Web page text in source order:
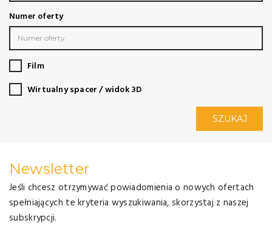
Numer oferty
Film
Wirtualny spacer / widok 3D
SZUKAJ
Newsletter
Jeśli chcesz otrzymywać powiadomienia o nowych ofertach
spełniających te kryteria wyszukiwania, skorzystaj z naszej
subskrypcji.